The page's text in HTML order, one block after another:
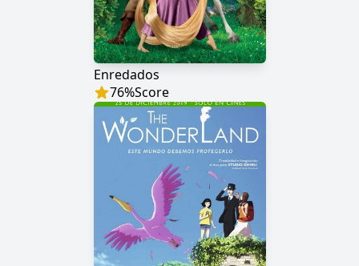
Enredados
76%Score